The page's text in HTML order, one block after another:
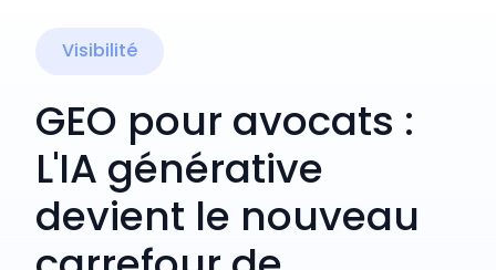
Visibilité
GEO pour avocats :
L'IA générative
devient le nouveau